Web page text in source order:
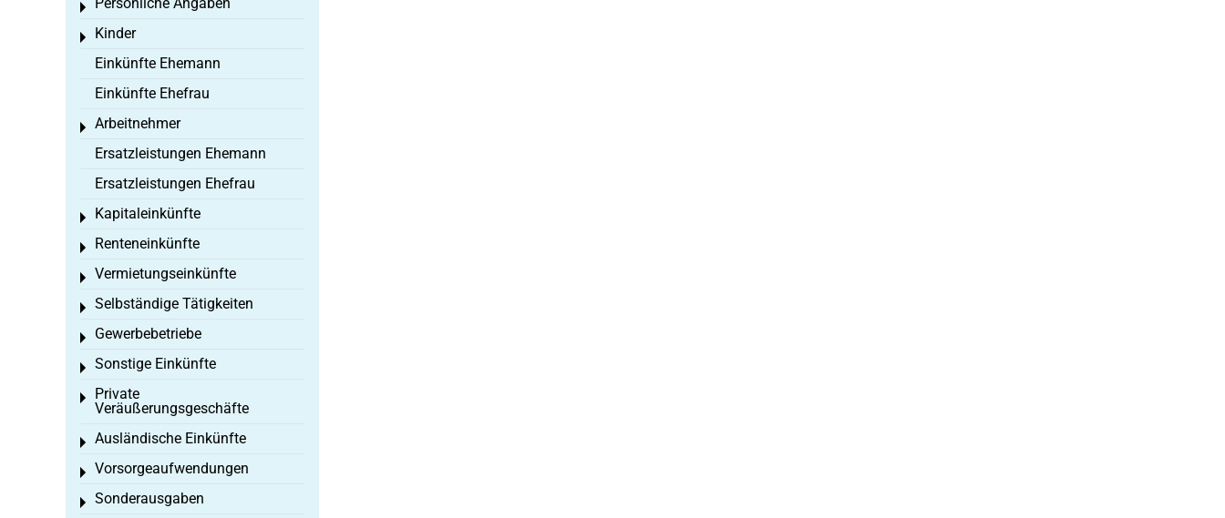
Toggle menu
Kinder
Toggle menu
Einkünfte Ehemann
Einkünfte Ehefrau
Arbeitnehmer
Toggle menu
Ersatzleistungen Ehemann
Ersatzleistungen Ehefrau
Kapitaleinkünfte
Toggle menu
Renteneinkünfte
Toggle menu
Vermietungseinkünfte
Toggle menu
Selbständige Tätigkeiten
Toggle menu
Gewerbebetriebe
Toggle menu
Sonstige Einkünfte
Toggle menu
Private
Veräußerungsgeschäfte
Toggle menu
Ausländische Einkünfte
Toggle menu
Vorsorgeaufwendungen
Toggle menu
Sonderausgaben
Toggle menu